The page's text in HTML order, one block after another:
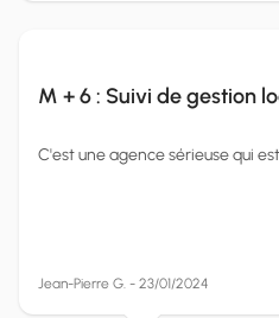
M + 6 : Suivi de gestion
C'est une agence sérieuse qui
Jean-Pierre G. - 23/01/2024